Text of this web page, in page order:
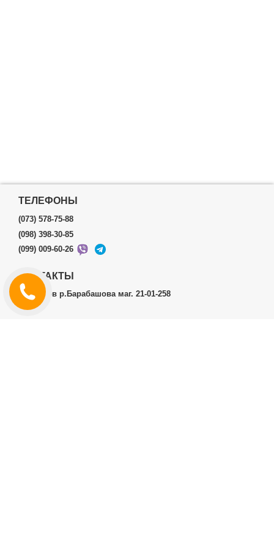
ТЕЛЕФОНЫ
(073) 578-75-88
(098) 398-30-85
(099) 009-60-26
КОНТАКТЫ
г.Харьков р.Барабашова маг. 21-01-258